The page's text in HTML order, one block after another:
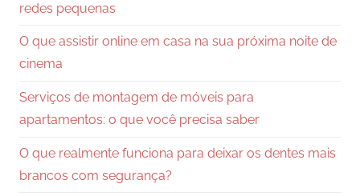
redes pequenas
O que assistir online em casa na sua próxima noite de
cinema
Serviços de montagem de móveis para
apartamentos: o que você precisa saber
O que realmente funciona para deixar os dentes mais
brancos com segurança?